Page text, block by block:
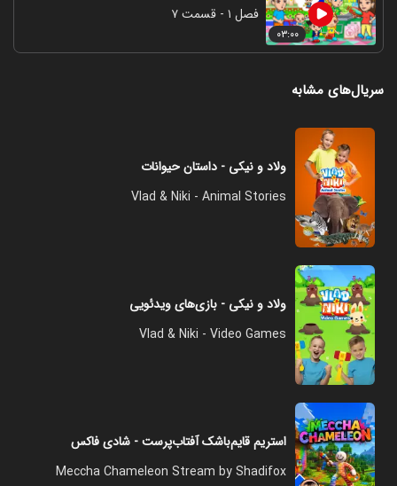
۰۳:۰۰
فصل ۱ - قسمت ۷
سریال‌های مشابه
ولاد و نیکی - داستان حیوانات
Vlad & Niki - Animal Stories
ولاد و نیکی - بازی‌های ویدئویی
Vlad & Niki - Video Games
استریم قایم‌باشک آفتاب‌پرست - شادی فاکس
Meccha Chameleon Stream by Shadifox